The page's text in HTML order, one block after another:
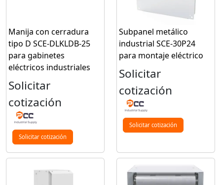
Manija con cerradura
tipo D SCE-DLKLDB-25
para gabinetes
eléctricos industriales
Solicitar
cotización
Solicitar cotización
Subpanel metálico
industrial SCE-30P24
para montaje eléctrico
Solicitar
cotización
Solicitar cotización